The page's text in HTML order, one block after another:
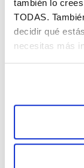
también lo
TODAS.
decidir qué
necesitas más
Consulta la